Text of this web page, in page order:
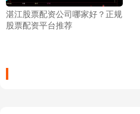
湛江股票配资公司哪家好？正规
股票配资平台推荐